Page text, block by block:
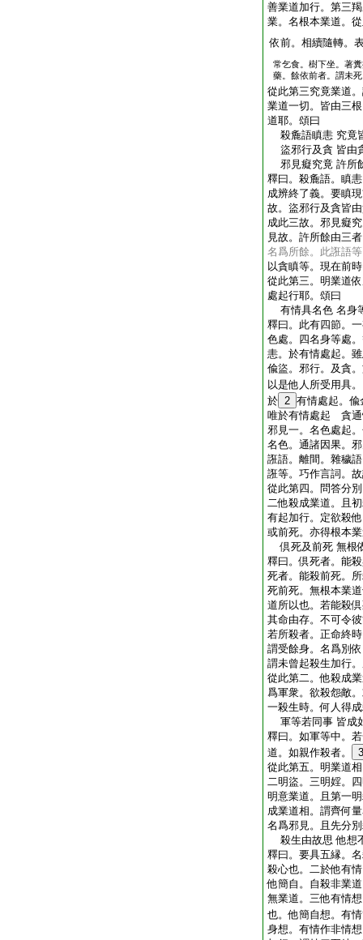
善業道加行。第三
業。名根本業道。
依前。相續隨轉。
常乞食。樹下坐。著
藥。餘依前者。謂未
從此第三究竟業道
業道一切。皆由三
道耶。頌曰
殺麁語瞋恚 究竟
盜邪行及貪 皆由
邪見癡究竟 許所
釋曰。殺麁語。瞋
成辨終了義。要瞋
故。盜邪行及貪皆
成此三故。邪見癡
見故。許所餘由三
名爲所餘。此誑語
以貪瞋等。現在前
從此第三。明業道
處起行耶。頌曰
有情具名色 名身
釋曰。此有四節。
色處。四名身等處
恚。於有情處起。
偸盜。邪行。及貪
以是他人所受用具
於 2 有情處起。
唯於有情處起 貪
邪見一。名色處起
名色。通諸因果。
誑語。離間。雜穢
誑等。巧作言詞。
從此第四。問答分
二他殺成業道。且
有起加行。定欲殺
或前死。亦得根本
倶死及前死 無根
釋曰。倶死者。能
死者。能殺前死。
死前死。無根本業
道所以也。若能殺
其命由存。不可令
若所殺者。正命終
謂受餘身。名爲別
謂未曾起殺生加行
從此第二。他殺成
爲軍衆。欲殺怨敵
一殺生時。何人得
軍等若同事 皆成
釋曰。如軍等中。
道。如親作殺者。
3
從此第五。明業道
二明盜。三明婬。
明意業道。且第一
成業道相。謂齊何
名爲邪見。且先分
殺生由故思 他想
釋曰。要具五縁。
殺心也。二於他有
他簡自。自殺非業
無業道。三他有情
也。他簡自想。有
身想。有情作非情